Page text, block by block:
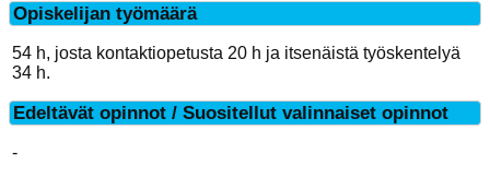
Opiskelijan työmäärä
54 h, josta kontaktiopetusta 20 h ja itsenäistä työskentelyä
34 h.
Edeltävät opinnot / Suositellut valinnaiset opinnot
-